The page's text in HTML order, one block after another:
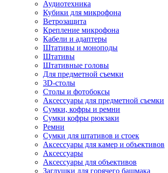
Аудиотехника
Кубики для микрофона
Ветрозащита
Крепление микрофона
Кабели и адаптеры
Штативы и моноподы
Штативы
Штативные головы
Для предметной съемки
3D-столы
Столы и фотобоксы
Аксессуары для предметной съемки
Сумки, кофры и ремни
Сумки кофры рюкзаки
Ремни
Сумки для штативов и стоек
Аксессуары для камер и объективов
Аксессуары
Аксессуары для объективов
Заглушки для горячего башмака